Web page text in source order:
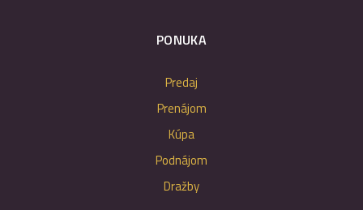
PONUKA
Predaj
Prenájom
Kúpa
Podnájom
Dražby